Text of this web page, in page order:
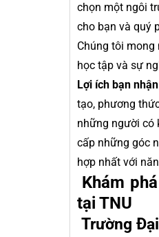
chọn một ngôi
cho bạn và quý
Chúng tôi
học tập và sự
Lợi ích bạn
tạo, phương
những người có
cấp những góc
hợp nhất với
Khám
tại TNU
Trường